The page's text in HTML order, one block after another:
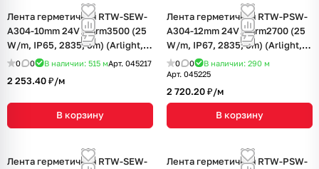
Лента герметичная RTW-SEW-
A304-10mm 24V Warm3500 (25
W/m, IP65, 2835, 5m) (Arlight, 5
лет)
0 0 В наличии: 515 мАрт. 045217
2 253.40 ₽/м
В корзину
Лента герметичная RTW-PSW-
A304-12mm 24V Warm2700 (25
W/m, IP67, 2835, 5m) (Arlight, 5
лет)
0 0 В наличии: 290 м
Арт. 045225
2 720.20 ₽/м
В корзину
Лента герметичная RTW-SEW-
Лента герметичная RTW-PSW-